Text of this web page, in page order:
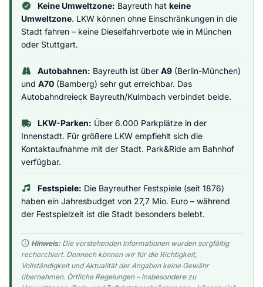
Keine Umweltzone: Bayreuth hat keine
Umweltzone. LKW können ohne Einschränkungen in die
Stadt fahren – keine Dieselfahrverbote wie in München
oder Stuttgart.
Autobahnen: Bayreuth ist über A9(Berlin-München)
und A70 (Bamberg) sehr gut erreichbar. Das
Autobahndreieck Bayreuth/Kulmbach verbindet beide.
LKW-Parken: Über 6.000 Parkplätze in der
Innenstadt. Für größere LKW empfiehlt sich die
Kontaktaufnahme mit der Stadt. Park&Ride am Bahnhof
verfügbar.
Festspiele: Die Bayreuther Festspiele (seit 1876)
haben ein Jahresbudget von 27,7 Mio. Euro – während
der Festspielzeit ist die Stadt besonders belebt.
Hinweis:Die vorstehenden Informationen wurden sorgfältig
recherchiert. Dennoch können wir für die Richtigkeit,
Vollständigkeit und Aktualität der Angaben keine Gewähr
übernehmen. Örtliche Regelungen – insbesondere zu